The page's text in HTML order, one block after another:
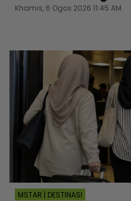
Khamis, 6 Ogos 2026 11:45 AM
MSTAR | DESTINASI